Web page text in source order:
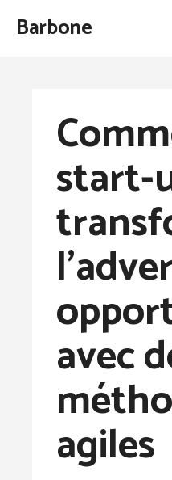
AllerBarbone
start-
avec
agiles